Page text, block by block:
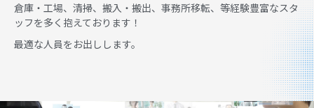
倉庫・工場、清掃、搬入・搬出、事務所移転、等経験豊富なスタ
ッフを多く抱えております！
最適な人員をお出しします。